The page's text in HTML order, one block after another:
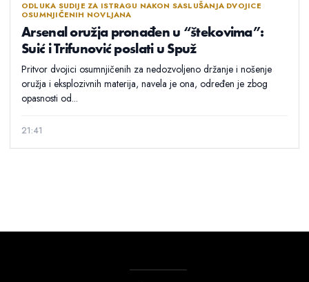
ODLUKA SUDIJE ZA ISTRAGU NAKON SASLUŠANJA DVOJICE
OSUMNJIČENIH NOVLJANA
Arsenal oružja pronađen u “štekovima”:
Suić i Trifunović poslati u Spuž
Pritvor dvojici osumnjičenih za nedozvoljeno držanje i nošenje
oružja i eksplozivnih materija, navela je ona, određen je zbog
opasnosti od...
21:41